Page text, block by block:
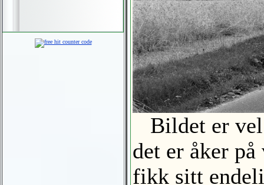
Bildet er vel
det er åker
fikk sitt